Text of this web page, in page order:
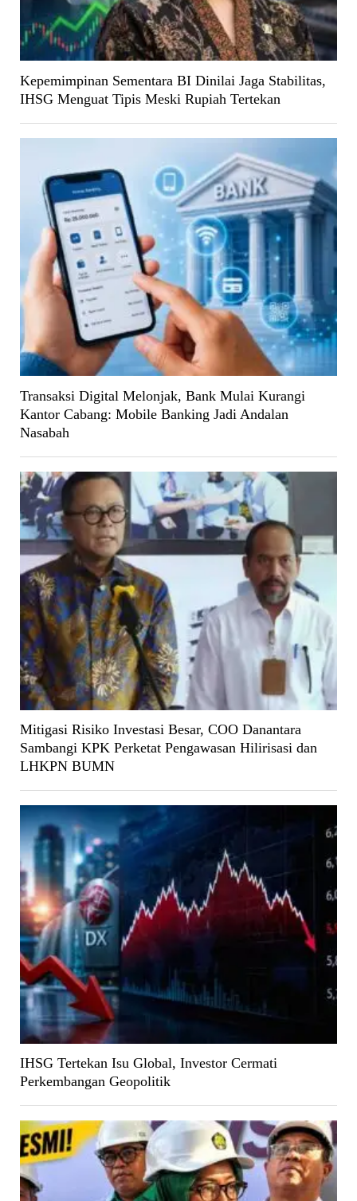
Kepemimpinan Sementara BI Dinilai Jaga Stabilitas,
IHSG Menguat Tipis Meski Rupiah Tertekan
Transaksi Digital Melonjak, Bank Mulai Kurangi
Kantor Cabang: Mobile Banking Jadi Andalan
Nasabah
Mitigasi Risiko Investasi Besar, COO Danantara
Sambangi KPK Perketat Pengawasan Hilirisasi dan
LHKPN BUMN
IHSG Tertekan Isu Global, Investor Cermati
Perkembangan Geopolitik